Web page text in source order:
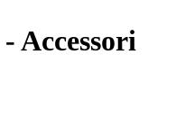
Accessori